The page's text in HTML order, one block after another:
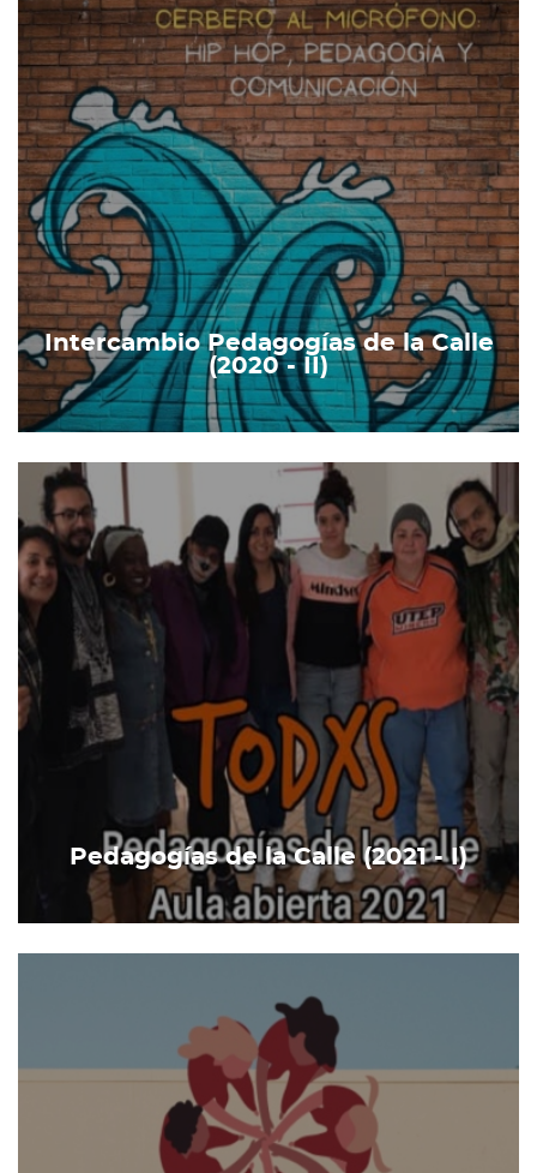
Intercambio Pedagogías de la Calle
(2020 - II)
Pedagogías de la Calle (2021 - I)